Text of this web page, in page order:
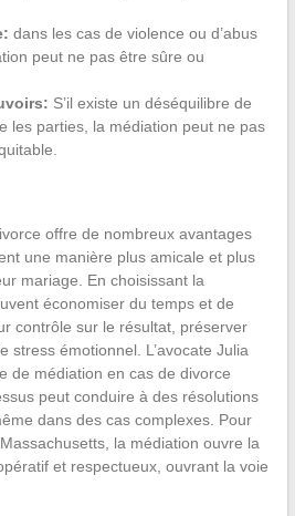
dans les cas de violence ou d’abus
peut ne pas être sûre ou
S’il existe un déséquilibre de
les parties, la médiation peut ne pas
offre de nombreux avantages
une manière plus amicale et plus
mariage. En choisissant la
économiser du temps et de
contrôle sur le résultat, préserver
stress émotionnel. L’avocate Julia
de médiation en cas de divorce
peut conduire à des résolutions
dans des cas complexes. Pour
la médiation ouvre la
et respectueux, ouvrant la voie